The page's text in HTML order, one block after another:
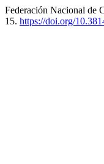
Federación Nacional de
15. https://doi.org/